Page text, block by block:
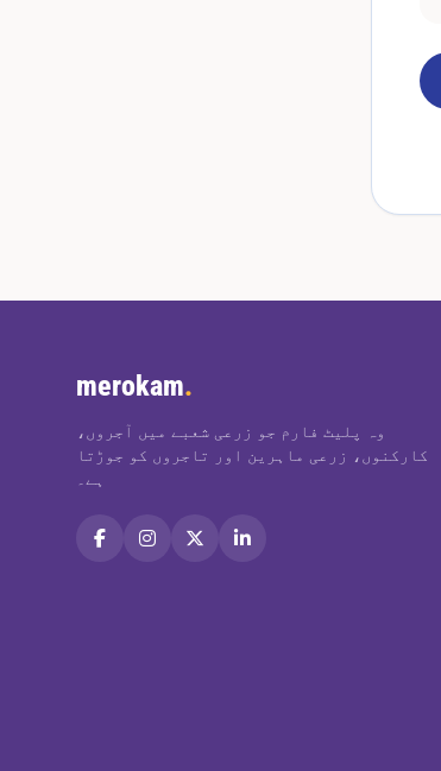
merokam.
وہ پلیٹ فارم جو زرعی شعبے میں آجروں،
کارکنوں، زرعی ماہرین اور تاجروں کو جوڑتا
ہے۔